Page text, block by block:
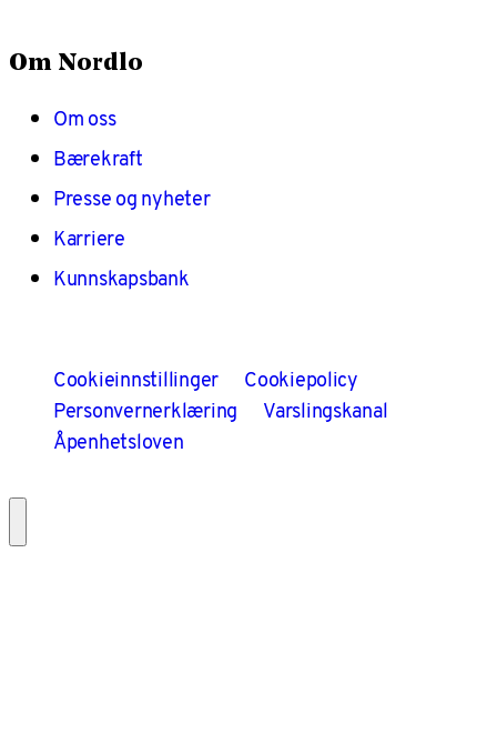
Om Nordlo
Om oss
Bærekraft
Presse og nyheter
Karriere
Kunnskapsbank
Cookieinnstillinger
Cookiepolicy
Personvernerklæring
Varslingskanal
Åpenhetsloven